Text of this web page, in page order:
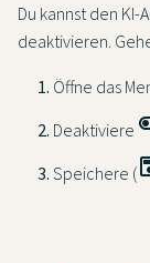
Du kannst den
deaktivieren.
Öffne das
Deaktiviere
Speichere (